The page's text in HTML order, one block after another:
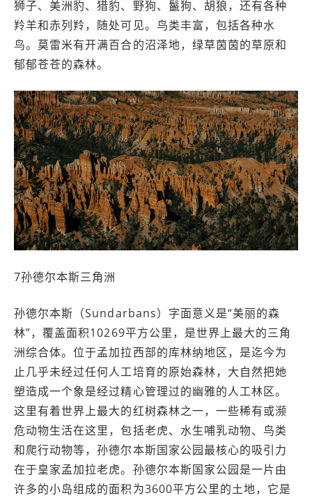
狮子、美洲豹、猎豹、野狗、鬣狗、胡狼，还有各种
羚羊和赤列羚，随处可见。鸟类丰富，包括各种水
鸟。莫雷米有开满百合的沼泽地，绿草茵茵的草原和
郁郁苍苍的森林。
7孙德尔本斯三角洲
孙德尔本斯（Sundarbans）字面意义是“美丽的森
林”，覆盖面积10269平方公里，是世界上最大的三角
洲综合体。位于孟加拉西部的库林纳地区，是迄今为
止几乎未经过任何人工培育的原始森林，大自然把她
塑造成一个象是经过精心管理过的幽雅的人工林区。
这里有着世界上最大的红树森林之一，一些稀有或濒
危动物生活在这里，包括老虎、水生哺乳动物、鸟类
和爬行动物等，孙德尔本斯国家公园最核心的吸引力
在于皇家孟加拉老虎。孙德尔本斯国家公园是一片由
许多的小岛组成的面积为3600平方公里的土地，它是